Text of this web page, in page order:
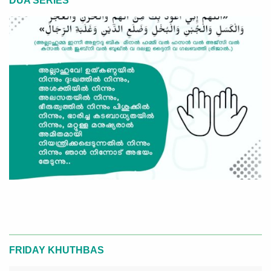
FRIDAY KHUTHBAS